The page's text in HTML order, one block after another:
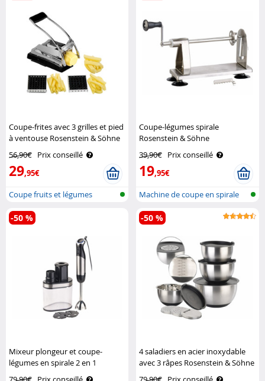
Coupe-frites avec 3 grilles et pied
à ventouse Rosenstein & Söhne
56,90€ Prix conseillé
29,95€
Coupe fruits et légumes
Coupe-légumes spirale
Rosenstein & Söhne
39,90€ Prix conseillé
19,95€
Machine de coupe en spirale
pour lé..
Mixeur plongeur et coupe-
légumes en spirale 2 en 1
Rosenstein & Söhne
-50 %
4 saladiers en acier inoxydable
avec 3 râpes Rosenstein & Söhne
-50 %